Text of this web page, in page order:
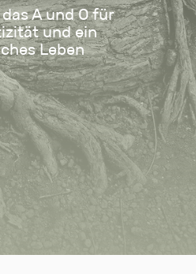
A und O für
und ein
Leben